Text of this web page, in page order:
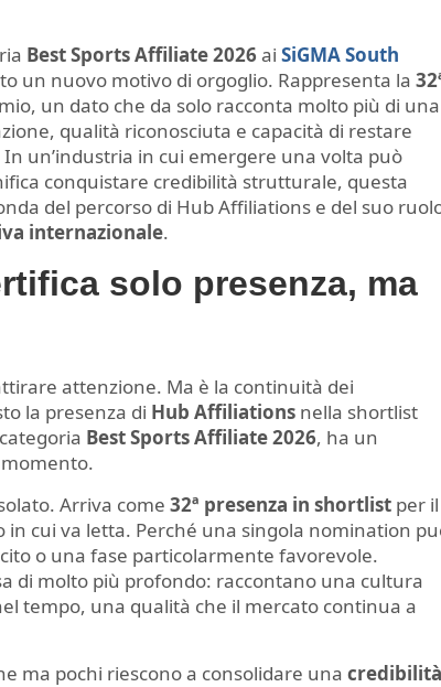
Best Sports Affiliate 2026 ai SiGMA South
un nuovo motivo di orgoglio. Rappresenta la
un dato che da solo racconta molto più di una
qualità riconosciuta e capacità di restare
un’industria in cui emergere una volta può
conquistare credibilità strutturale, questa
del percorso di Hub Affiliations e del suo
internazionale.
solo presenza, ma
attenzione. Ma è la continuità dei
la presenza di Hub Affiliations nella shortlist
Best Sports Affiliate 2026, ha un
Arriva come 32ª presenza in shortlist per il
cui va letta. Perché una singola nomination
o una fase particolarmente favorevole.
di molto più profondo: raccontano una cultura
tempo, una qualità che il mercato continua a
ma pochi riescono a consolidare una credibilità